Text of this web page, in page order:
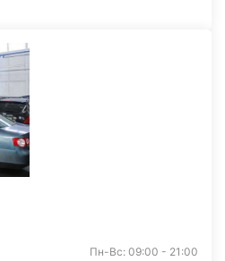
Пн-Вс: 09:00 - 21:00